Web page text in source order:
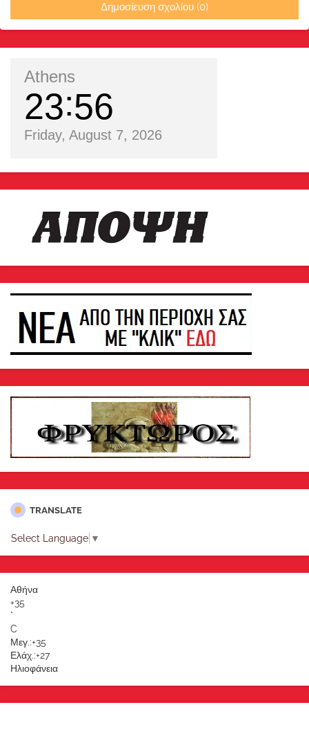
Δημοσίευση σχολίου (0)
Athens
23 56
Friday, August 7, 2026
TRANSLATE
Select Language ▼
Αθήνα
+35
°
C
Μεγ.:+35
Ελάχ.:+27
Ηλιοφάνεια